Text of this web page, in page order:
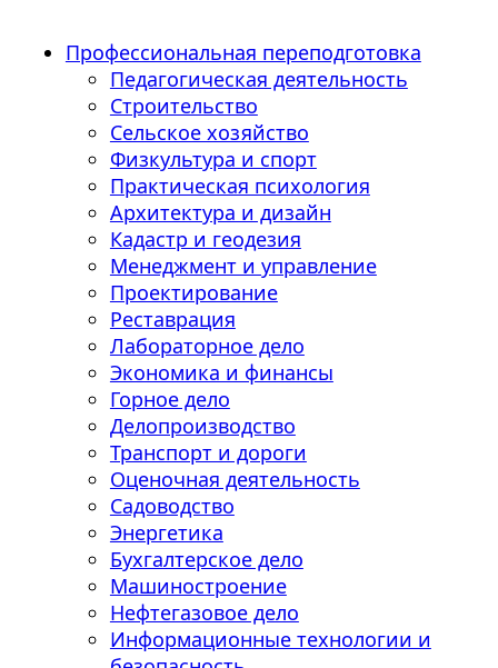
Профессиональная переподготовка
Педагогическая деятельность
Строительство
Сельское хозяйство
Физкультура и спорт
Практическая психология
Архитектура и дизайн
Кадастр и геодезия
Менеджмент и управление
Проектирование
Реставрация
Лабораторное дело
Экономика и финансы
Горное дело
Делопроизводство
Транспорт и дороги
Оценочная деятельность
Садоводство
Энергетика
Бухгалтерское дело
Машиностроение
Нефтегазовое дело
Информационные технологии и